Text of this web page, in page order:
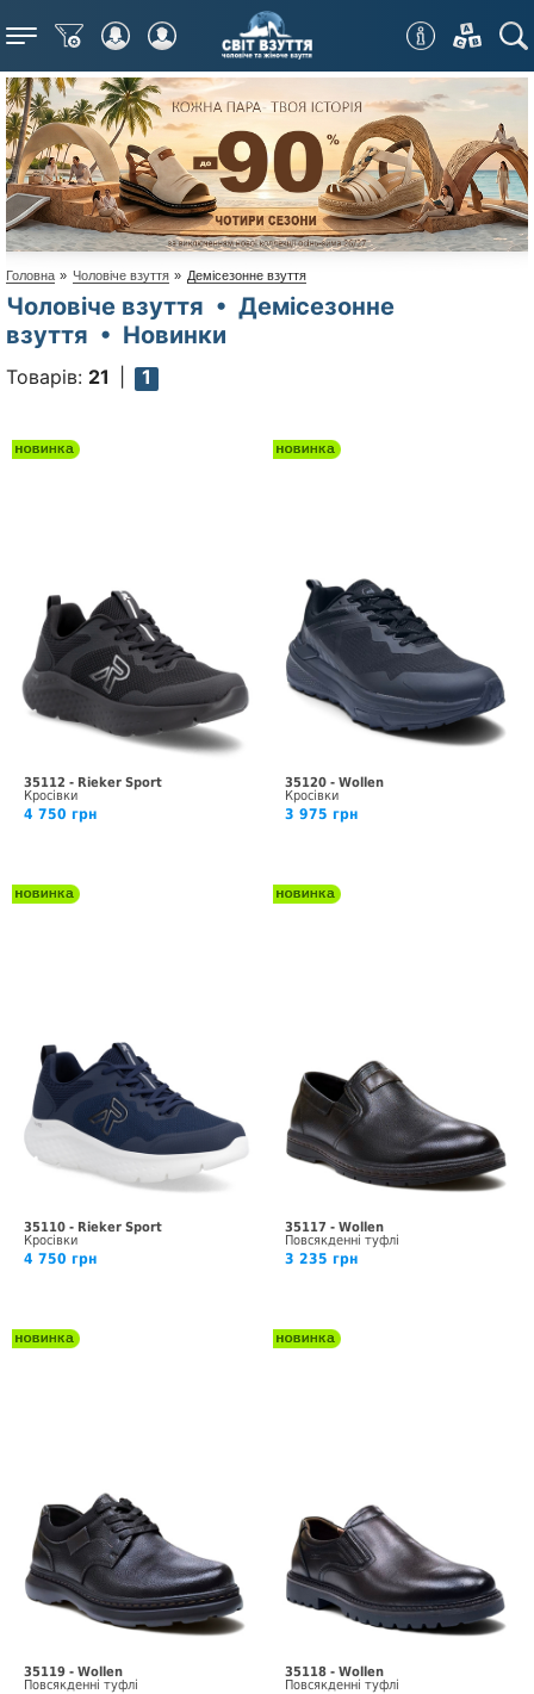
Меню
Головна » Чоловіче взуття » Демісезонне взуття
Чоловіче взуття • Демісезонне
взуття • Новинки
Товарів: 21 1
35112 - Rieker Sport
Кросівки
4 750 грн
35120 - Wollen
Кросівки
3 975 грн
35110 - Rieker Sport
Кросівки
4 750 грн
35117 - Wollen
Повсякденні туфлі
3 235 грн
35119 - Wollen
Повсякденні туфлі
35118 - Wollen
Повсякденні туфлі